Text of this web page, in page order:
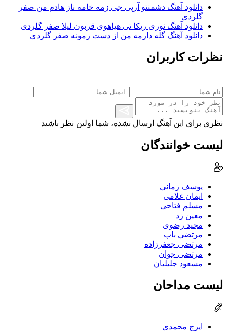
دانلود آهنگ دشمنتو آرپی جی زمه خامه ناز هادم من صفر
گلردی
دانلود آهنگ نوری ریکا تی هیاهوی قربون لیلا صفر گلردی
دانلود آهنگ گله دارمه من از دست زمونه صفر گلردی
نظرات کاربران
نظری برای این آهنگ ارسال نشده، شما اولین نظر باشید
لیست خوانندگان
یوسف زمانی
ایمان غلامی
مسلم فتاحی
معین زد
مجید رضوی
مرتضی باب
مرتضی جعفرزاده
مرتضی جوان
مسعود جلیلیان
لیست مداحان
ایرج محمدی